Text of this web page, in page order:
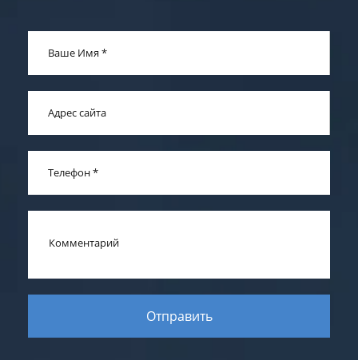
Ваше Имя *
Адрес сайта
Телефон*
Комментарий